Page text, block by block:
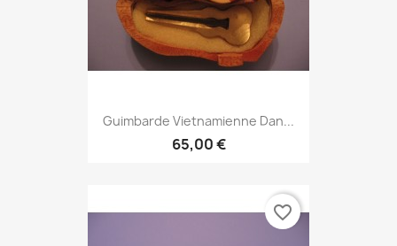
Guimbarde Vietnamienne Dan...
65,00 €
favorite_border